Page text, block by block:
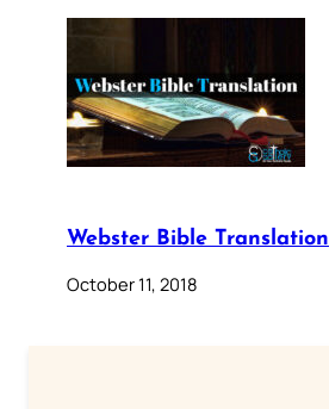
Webster Bible Translation
October 11, 2018